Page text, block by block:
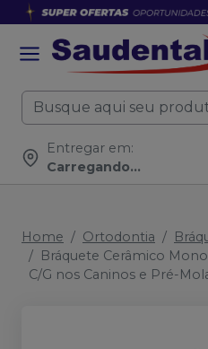
Entregar em:
Carregando...
Home Ortodontia
Bráquete Cerâmico
C/G nos Caninos e Pré-